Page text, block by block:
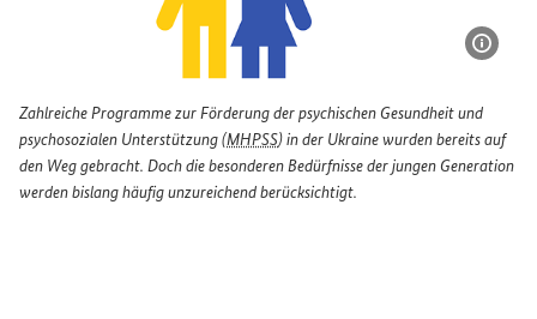
Zahlreiche Programme zur Förderung der psychischen Gesundheit und
psychosozialen Unterstützung (MHPSS) in der Ukraine wurden bereits auf
den Weg gebracht. Doch die besonderen Bedürfnisse der jungen Generation
werden bislang häufig unzureichend berücksichtigt.